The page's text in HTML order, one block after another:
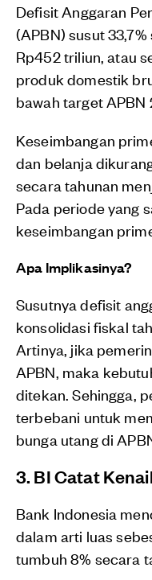
Defisit Anggaran
(APBN) susut
Rp452 triliun, atau
produk domestik
bawah target APBN
Keseimbangan
dan belanja
secara tahunan
Pada periode yang
keseimbangan
Apa Implikasinya?
Susutnya defisit
konsolidasi fiskal
Artinya, jika
APBN, maka
ditekan. Sehingga,
terbebani untuk
bunga utang di
3. BI Catat
Bank Indonesia
dalam arti luas
tumbuh 8% secara